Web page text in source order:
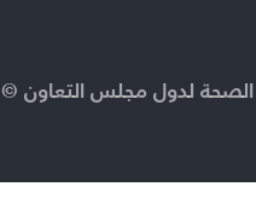
لدول مجلس التعاون © 2026